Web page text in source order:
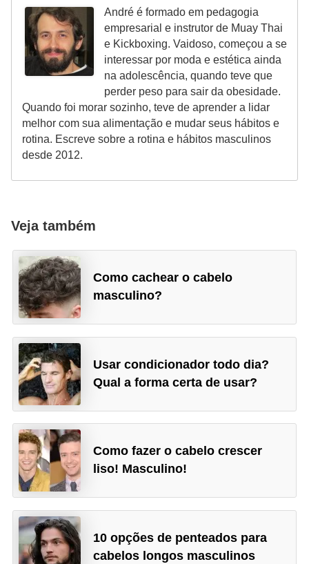
André é formado em pedagogia
empresarial e instrutor de Muay Thai
e Kickboxing. Vaidoso, começou a se
interessar por moda e estética ainda
na adolescência, quando teve que
perder peso para sair da obesidade.
Quando foi morar sozinho, teve de aprender a lidar
melhor com sua alimentação e mudar seus hábitos e
rotina. Escreve sobre a rotina e hábitos masculinos
desde 2012.
Veja também
Como cachear o cabelo
masculino?
Usar condicionador todo dia?
Qual a forma certa de usar?
Como fazer o cabelo crescer
liso! Masculino!
10 opções de penteados para
cabelos longos masculinos